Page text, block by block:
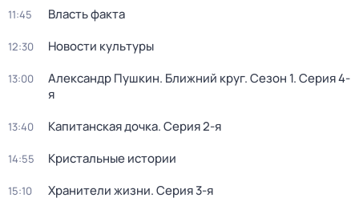
11:45 Власть факта
12:30 Новости культуры
13:00 Александр Пушкин. Ближний круг. Сезон 1. Серия 4-
я
13:40 Капитанская дочка. Серия 2-я
14:55 Кристальные истории
15:10 Хранители жизни. Серия 3-я